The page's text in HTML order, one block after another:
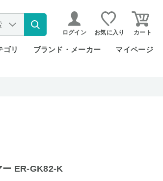
ログイン お気に入り カート
ゴリ ブランド・メーカー マイページ
ー ER-GK82-K